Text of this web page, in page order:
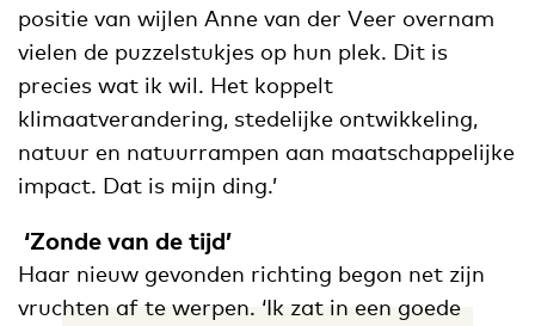
positie van wijlen Anne van der Veer overnam
vielen de puzzelstukjes op hun plek. Dit is
precies wat ik wil. Het koppelt
klimaatverandering, stedelijke ontwikkeling,
natuur en natuurrampen aan maatschappelijke
impact. Dat is mijn ding.’
‘Zonde van de tijd’
Haar nieuw gevonden richting begon net zijn
vruchten af te werpen. ‘Ik zat in een goede